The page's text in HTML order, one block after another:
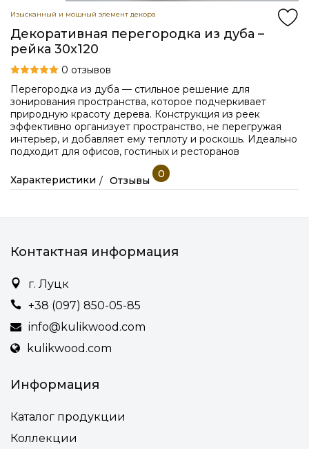
Изысканный и мощный элемент декора
Декоративная перегородка из дуба –
рейка 30x120
0 отзывов
Перегородка из дуба — стильное решение для
зонирования пространства, которое подчеркивает
природную красоту дерева. Конструкция из реек
эффективно организует пространство, не перегружая
интерьер, и добавляет ему теплоту и роскошь. Идеально
подходит для офисов, гостиных и ресторанов
Характеристики Отзывы
0
Контактная информация
г. Луцк
+38 (097) 850-05-85
info@kulikwood.com
kulikwood.com
Информация
Каталог продукции
Коллекции